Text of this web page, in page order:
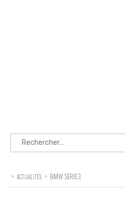
Rechercher :
> ACTUALITÉS > BMW SERIE3